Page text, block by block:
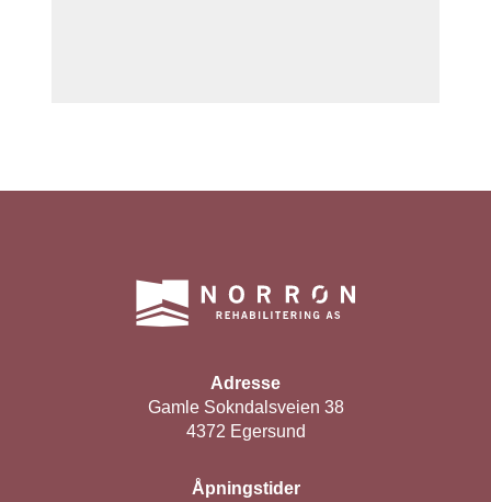
Adresse
Gamle Sokndalsveien 38
4372 Egersund
Åpningstider